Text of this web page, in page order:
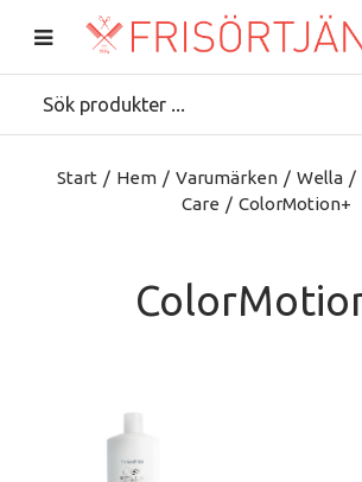
Start / Hem / Varumärken / Wella /
Care / ColorMotion+